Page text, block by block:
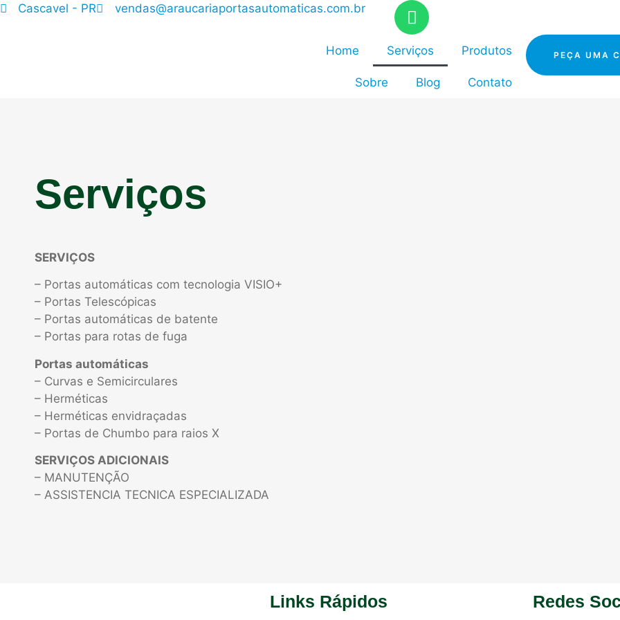
Cascavel - PR vendas@araucariaportasautomaticas.com.br
Home Serviços Produtos
Sobre Blog Contato
PEÇA UMA
Serviços
SERVIÇOS
– Portas automáticas com tecnologia VISIO+
– Portas Telescópicas
– Portas automáticas de batente
– Portas para rotas de fuga
Portas automáticas
– Curvas e Semicirculares
– Herméticas
– Herméticas envidraçadas
– Portas de Chumbo para raios X
SERVIÇOS ADICIONAIS
– MANUTENÇÃO
– ASSISTENCIA TECNICA ESPECIALIZADA
Links Rápidos Redes